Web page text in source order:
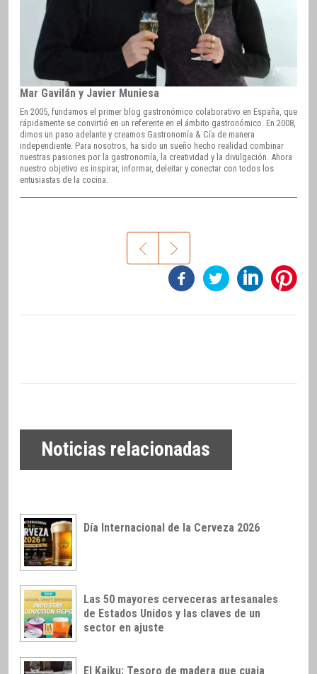
Mar Gavilán y Javier Muniesa
En 2005, fundamos el primer blog gastronómico colaborativo en España, que
rápidamente se convirtió en un referente en el ámbito gastronómico. En 2008,
dimos un paso adelante y creamos Gastronomía & Cía de manera
independiente. Para nosotros, ha sido un sueño hecho realidad combinar
nuestras pasiones por la gastronomía, la creatividad y la divulgación. Ahora
nuestro objetivo es inspirar, informar, deleitar y conectar con todos los
entusiastas de la cocina.
Noticias relacionadas
Día Internacional de la Cerveza 2026
Las 50 mayores cerveceras artesanales
de Estados Unidos y las claves de un
sector en ajuste
El Kaiku: Tesoro de madera que cuaja